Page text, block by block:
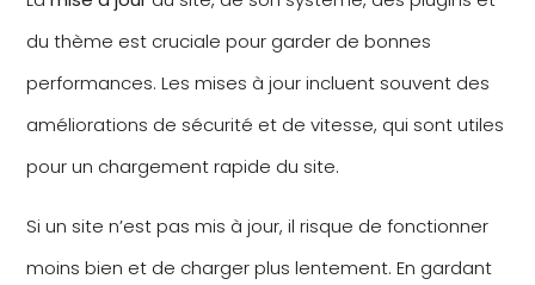
du thème est cruciale pour garder de bonnes
performances. Les mises à jour incluent souvent des
améliorations de sécurité et de vitesse, qui sont utiles
pour un chargement rapide du site.
Si un site n’est pas mis à jour, il risque de fonctionner
moins bien et de charger plus lentement. En gardant